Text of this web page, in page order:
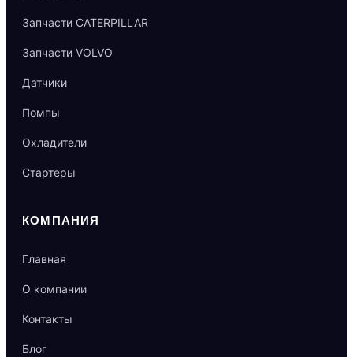
Запчасти CATERPILLAR
Запчасти VOLVO
Датчики
Помпы
Охладители
Стартеры
КОМПАНИЯ
Главная
О компании
Контакты
Блог